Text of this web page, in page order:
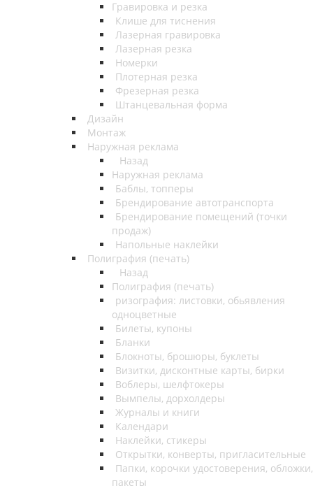
Гравировка и резка
Клише для тиснения
Лазерная гравировка
Лазерная резка
Номерки
Плотерная резка
Фрезерная резка
Штанцевальная форма
Дизайн
Монтаж
Наружная реклама
Назад
Наружная реклама
Баблы, топперы
Брендирование автотранспорта
Брендирование помещений (точки
продаж)
Напольные наклейки
Полиграфия (печать)
Назад
Полиграфия (печать)
ризография: листовки, обьявления
одноцветные
Билеты, купоны
Бланки
Блокноты, брошюры, буклеты
Визитки, дисконтные карты, бирки
Воблеры, шелфтокеры
Вымпелы, дорхолдеры
Журналы и книги
Календари
Наклейки, стикеры
Открытки, конверты, пригласительные
Папки, корочки удостоверения, обложки,
пакеты